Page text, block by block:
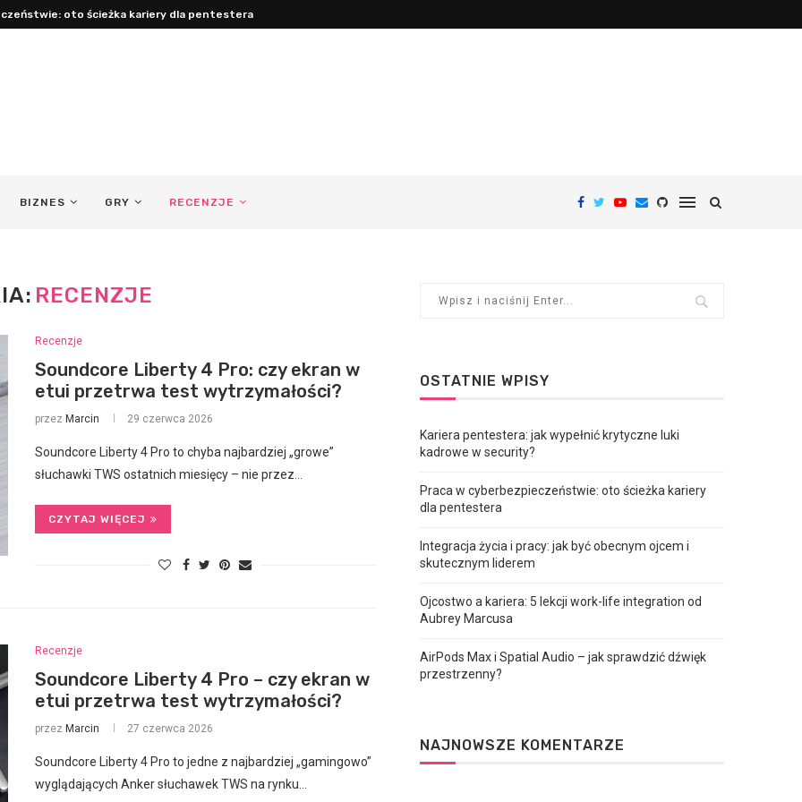
jak być obecnym ojcem...
BIZNES GRY RECENZJE
RECENZJE
Recenzje
Soundcore Liberty 4 Pro: czy ekran w
etui przetrwa test wytrzymałości?
przez Marcin 29 czerwca 2026
Soundcore Liberty 4 Pro to chyba najbardziej „growe”
słuchawki TWS ostatnich miesięcy – nie przez…
CZYTAJ WIĘCEJ
Recenzje
Soundcore Liberty 4 Pro – czy ekran w
etui przetrwa test wytrzymałości?
przez Marcin 27 czerwca 2026
Soundcore Liberty 4 Pro to jedne z najbardziej „gamingowo”
wyglądających Anker słuchawek TWS na rynku…
OSTATNIE WPISY
Kariera pentestera: jak wypełnić krytyczne luki
kadrowe w security?
Praca w cyberbezpieczeństwie: oto ścieżka kariery
dla pentestera
Integracja życia i pracy: jak być obecnym ojcem i
skutecznym liderem
Ojcostwo a kariera: 5 lekcji work-life integration od
Aubrey Marcusa
AirPods Max i Spatial Audio – jak sprawdzić dźwięk
przestrzenny?
NAJNOWSZE KOMENTARZE